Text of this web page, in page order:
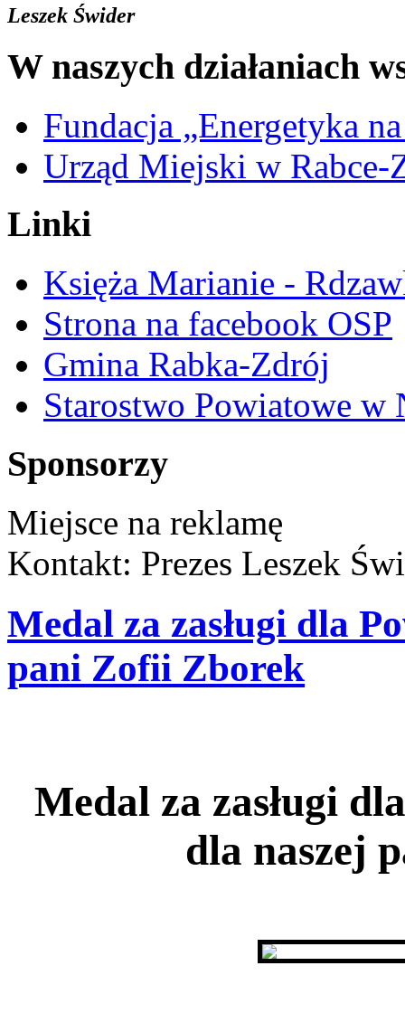
Leszek Świder
W naszych działaniach
Fundacja „Energetyka
Urząd Miejski w Rabce-
Linki
Księża Marianie -
Strona na facebook OSP
Gmina Rabka-Zdrój
Starostwo Powiatowe w
Sponsorzy
Miejsce na reklamę
Kontakt: Prezes Leszek
Medal za zasługi dla
pani Zofii Zborek
Medal za zasługi
dla naszej